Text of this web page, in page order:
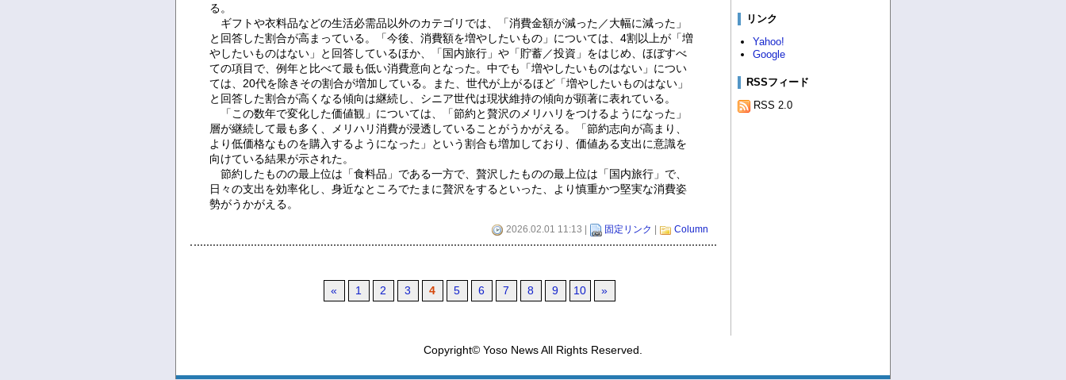
る。
ギフトや衣料品などの生活必需品以外のカテゴリでは、「消費金額が減った／大幅に減った」
と回答した割合が高まっている。「今後、消費額を増やしたいもの」については、4割以上が「増
やしたいものはない」と回答しているほか、「国内旅行」や「貯蓄／投資」をはじめ、ほぼすべ
ての項目で、例年と比べて最も低い消費意向となった。中でも「増やしたいものはない」につい
ては、20代を除きその割合が増加している。また、世代が上がるほど「増やしたいものはない」
と回答した割合が高くなる傾向は継続し、シニア世代は現状維持の傾向が顕著に表れている。
「この数年で変化した価値観」については、「節約と贅沢のメリハリをつけるようになった」
層が継続して最も多く、メリハリ消費が浸透していることがうかがえる。「節約志向が高まり、
より低価格なものを購入するようになった」という割合も増加しており、価値ある支出に意識を
向けている結果が示された。
節約したものの最上位は「食料品」である一方で、贅沢したものの最上位は「国内旅行」で、
日々の支出を効率化し、身近なところでたまに贅沢をするといった、より慎重かつ堅実な消費姿
勢がうかがえる。
2026.02.01 11:13 | 固定リンク Column
« 1 2 3 4 5 6 7 8 9 10 »
リンク
Yahoo!
Google
RSSフィード
RSS 2.0
Copyright© Yoso News All Rights Reserved.